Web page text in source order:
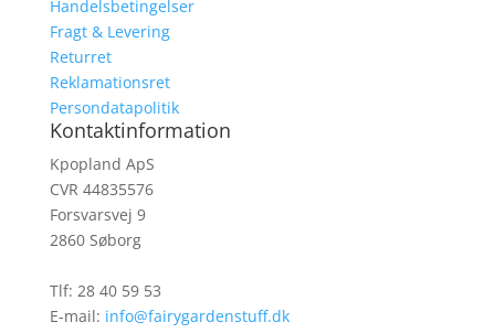
Handelsbetingelser
Fragt & Levering
Returret
Reklamationsret
Persondatapolitik
Kontaktinformation
Kpopland ApS
CVR 44835576
Forsvarsvej 9
2860 Søborg
Tlf: 28 40 59 53
E-mail: info@fairygardenstuff.dk